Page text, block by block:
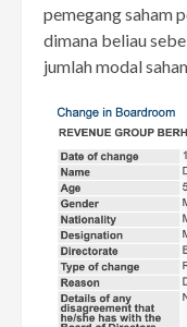
pemegang saham
dimana beliau
jumlah modal